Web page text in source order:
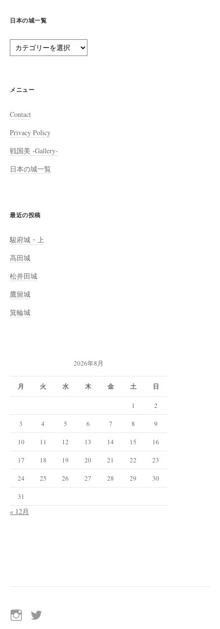
日本の城一覧
本
一
メニュー
Contact
Privacy Policy
戦国美 -Gallery-
日本の城一覧
最近の投稿
駿府城・上
高田城
松井田城
鷹留城
箕輪城
2026年8月
月 火 水 木 金 土 日
1 2
3 4 5 6 7 8 9
10 11 12 13 14 15 16
17 18 19 20 21 22 23
24 25 26 27 28 29 30
31
« 12月